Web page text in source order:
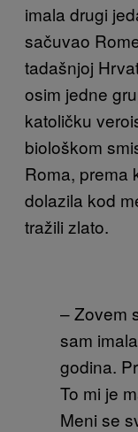
imala drugi
sačuvao
tadašnjoj
osim jedne
katoličku
biološkom
Roma, prema
dolazila kod
tražili zlato.
– Zovem
sam
godina.
To mi je
Meni se